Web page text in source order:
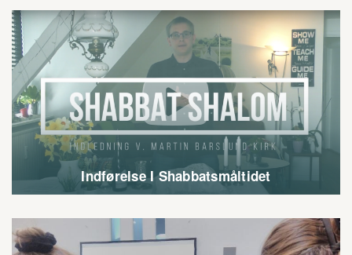

Indførelse I Shabbatsmåltidet